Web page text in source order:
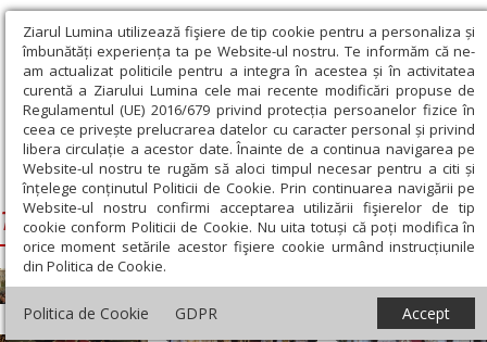
Ziarul Lumina utilizează fişiere de tip cookie pentru a personaliza și
îmbunătăți experiența ta pe Website-ul nostru. Te informăm că ne-
am actualizat politicile pentru a integra în acestea și în activitatea
curentă a Ziarului Lumina cele mai recente modificări propuse de
Regulamentul (UE) 2016/679 privind protecția persoanelor fizice în
ceea ce privește prelucrarea datelor cu caracter personal și privind
libera circulație a acestor date. Înainte de a continua navigarea pe
Website-ul nostru te rugăm să aloci timpul necesar pentru a citi și
înțelege conținutul Politicii de Cookie. Prin continuarea navigării pe
Website-ul nostru confirmi acceptarea utilizării fişierelor de tip
cookie conform Politicii de Cookie. Nu uita totuși că poți modifica în
orice moment setările acestor fişiere cookie urmând instrucțiunile
din Politica de Cookie.
Politica de Cookie GDPR Accept
Ziarul Lumina › Teodosie, Arhiepiscopul Tomisului
Teodosie, Arhiepiscopul Tomisului
Știri Știri